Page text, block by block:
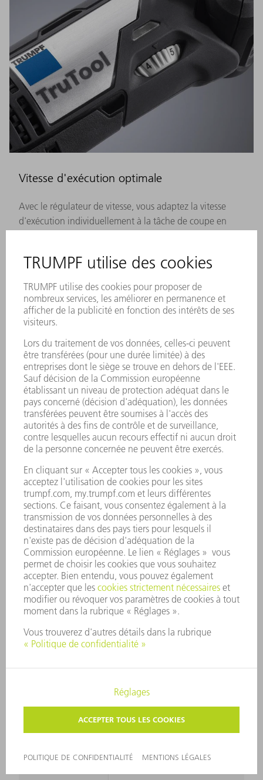
Vitesse d'exécution optimale
Avec le régulateur de vitesse, vous adaptez la vitesse
d'exécution individuellement à la tâche de coupe en
très efficace lors du travail avec tracé ou gabarit. De plus,
de rayons et d'acier inoxydable. Il convient de souligner
le déclencheur à maximum d'intensité électronique
comme autre point positif.
EPAISSEURS DE
TÔLE
MAXIMUM
EPAISSEUR DE
TÔLE
ACIER 400
N/MM²
ACIER 600
TruTool C 160
séparateur de
copeaux batterie
LiHD 12 V
1.2 mm